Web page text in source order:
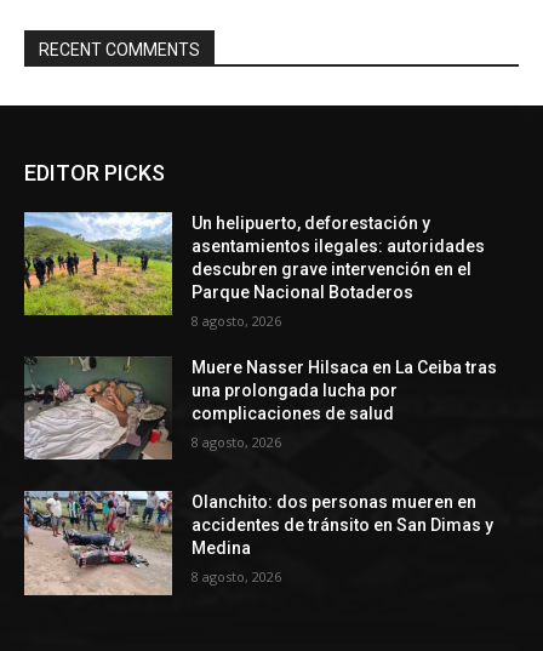
RECENT COMMENTS
EDITOR PICKS
Un helipuerto, deforestación y
asentamientos ilegales: autoridades
descubren grave intervención en el
Parque Nacional Botaderos
8 agosto, 2026
Muere Nasser Hilsaca en La Ceiba tras
una prolongada lucha por
complicaciones de salud
8 agosto, 2026
Olanchito: dos personas mueren en
accidentes de tránsito en San Dimas y
Medina
8 agosto, 2026